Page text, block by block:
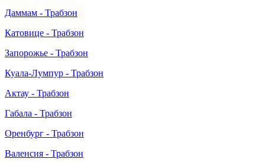
Даммам - Трабзон
Катовице - Трабзон
Запорожье - Трабзон
Куала-Лумпур - Трабзон
Актау - Трабзон
Габала - Трабзон
Оренбург - Трабзон
Валенсия - Трабзон